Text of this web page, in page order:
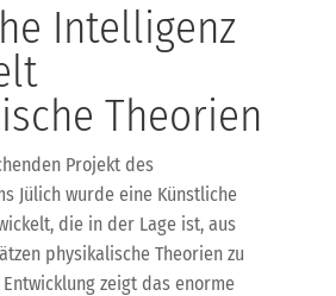
Intelligenz
Theorien
Projekt des
Jülich wurde eine Künstliche
die in der Lage ist, aus
physikalische Theorien zu
zeigt das enorme